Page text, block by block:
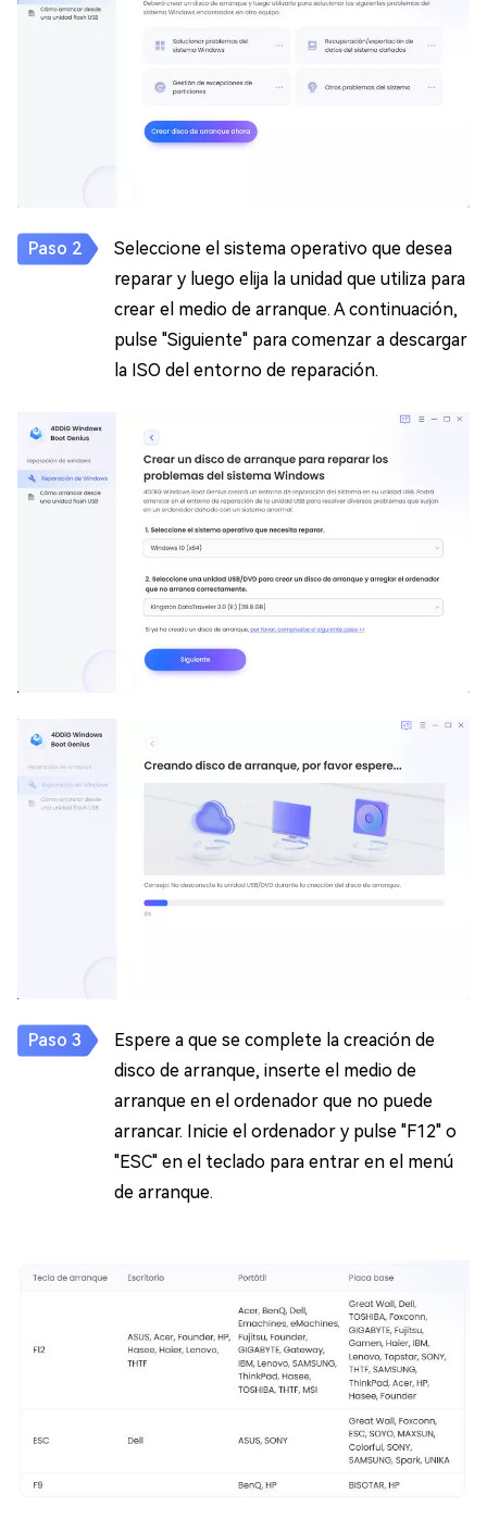
Seleccione el sistema operativo que desea
reparar y luego elija la unidad que utiliza para
crear el medio de arranque. A continuación,
pulse "Siguiente" para comenzar a descargar
la ISO del entorno de reparación.
Espere a que se complete la creación de
disco de arranque, inserte el medio de
arranque en el ordenador que no puede
arrancar. Inicie el ordenador y pulse "F12" o
"ESC" en el teclado para entrar en el menú
de arranque.